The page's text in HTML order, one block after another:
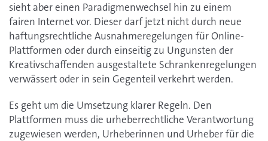
sieht aber einen Paradigmenwechsel hin zu einem
fairen Internet vor. Dieser darf jetzt nicht durch neue
haftungsrechtliche Ausnahmeregelungen für Online-
Plattformen oder durch einseitig zu Ungunsten der
Kreativschaffenden ausgestaltete Schrankenregelungen
verwässert oder in sein Gegenteil verkehrt werden.
Es geht um die Umsetzung klarer Regeln. Den
Plattformen muss die urheberrechtliche Verantwortung
zugewiesen werden, Urheberinnen und Urheber für die